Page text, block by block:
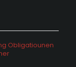
Obligatiounen